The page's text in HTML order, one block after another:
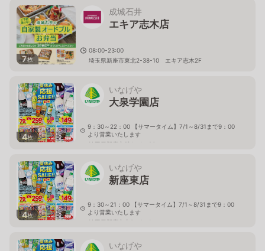
7枚
成城石井
エキア志木店
08:00-23:00
埼玉県新座市東北2-38-10 エキア志木2F
4枚
いなげや
大泉学園店
9：30～22：00 【サマータイム】7/1～8/31まで9：00
より営業いたします
埼玉県新座市栄4－1－26
4枚
いなげや
新座東店
9：30～21：00 【サマータイム】7/1～8/31まで9：00
より営業いたします
埼玉県新座市東3－1－1
いなげや